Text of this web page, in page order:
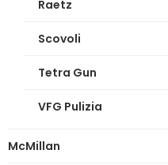
Raetz
Scovoli
Tetra Gun
VFG Pulizia
McMillan